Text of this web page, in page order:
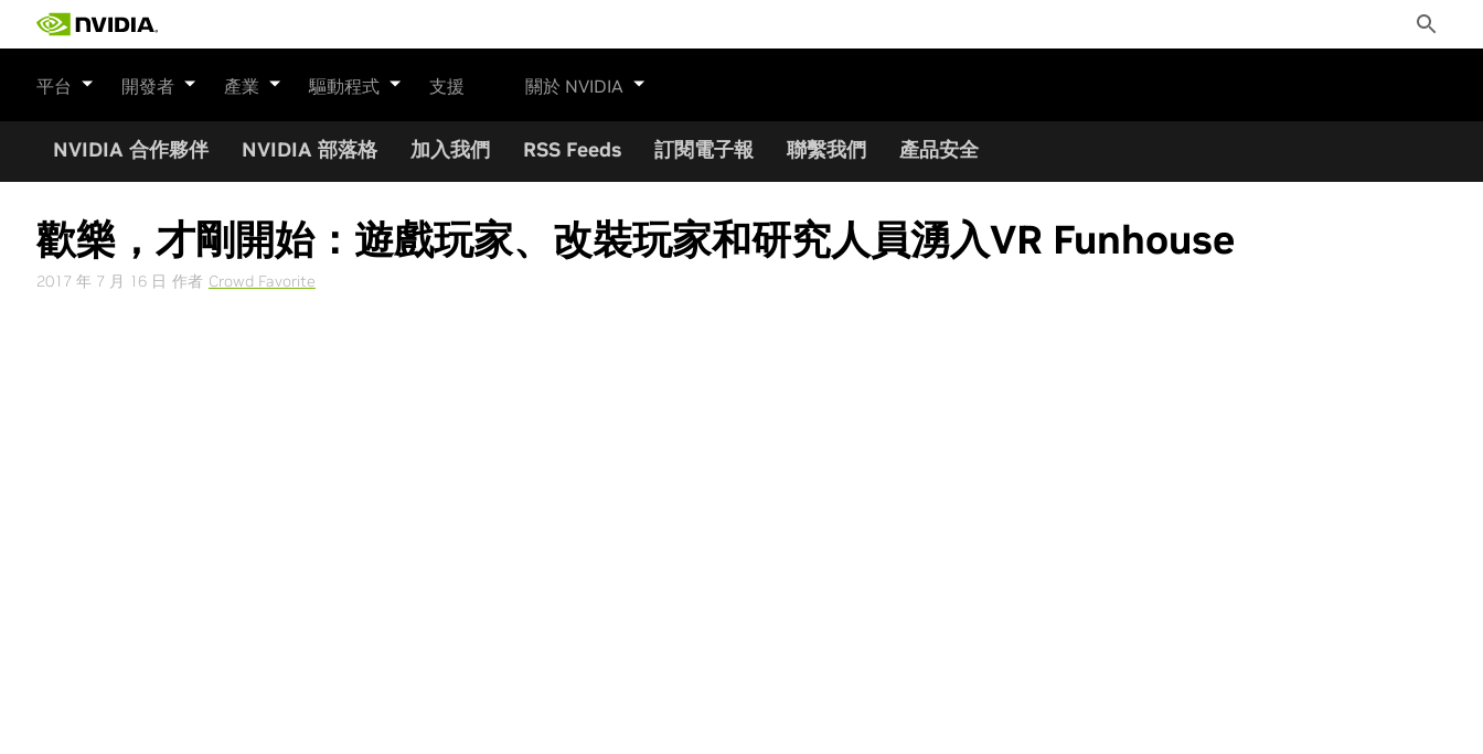
Toggle
Search
平台 開發者 產業 驅動程式 支援 關於 NVIDIA
NVIDIA 合作夥伴 NVIDIA 部落格 加入我們 RSS Feeds 訂閱電子報 聯繫我們 產品安全
歡樂，才剛開始：遊戲玩家、改裝玩家和研究人員湧入VR Funhouse
2017 年 7 月 16 日 作者 Crowd Favorite